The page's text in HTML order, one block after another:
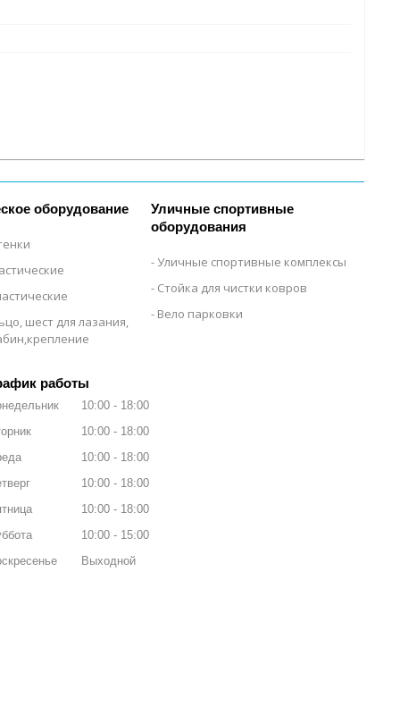
оборудование
шест для лазания,
Уличные спортивные
оборудования
Уличные спортивные комплексы
Стойка для чистки ковров
Вело парковки
работы
10:00
18:00
10:00
18:00
10:00
18:00
10:00
18:00
10:00
18:00
10:00
15:00
Выходной